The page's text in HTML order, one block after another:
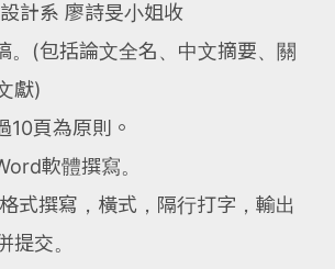
計系 廖詩旻小姐收
。(包括論文全名、中文摘要、關
獻)
10頁為原則。
軟體撰寫。
式撰寫，橫式，隔行打字，輸出
提交。